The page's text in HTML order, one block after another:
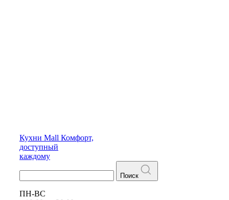
Кухни Mall Комфорт,
доступный
каждому
Поиск
ПН-ВС